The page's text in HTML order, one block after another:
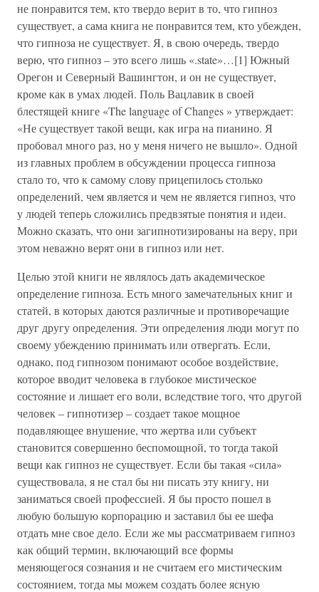
не понравится тем, кто твердо верит в то, что гипноз
существует, а сама книга не понравится тем, кто убежден,
что гипноза не существует. Я, в свою очередь, твердо
верю, что гипноз – это всего лишь «.state»…[1] Южный
Орегон и Северный Вашингтон, и он не существует,
кроме как в умах людей. Поль Вацлавик в своей
блестящей книге «The language of Changes » утверждает:
«Не существует такой вещи, как игра на пианино. Я
пробовал много раз, но у меня ничего не вышло». Одной
из главных проблем в обсуждении процесса гипноза
стало то, что к самому слову прицепилось столько
определений, чем является и чем не является гипноз, что
у людей теперь сложились предвзятые понятия и идеи.
Можно сказать, что они загипнотизированы на веру, при
этом неважно верят они в гипноз или нет.
Целью этой книги не являлось дать академическое
определение гипноза. Есть много замечательных книг и
статей, в которых даются различные и противоречащие
друг другу определения. Эти определения люди могут по
своему убеждению принимать или отвергать. Если,
однако, под гипнозом понимают особое воздействие,
которое вводит человека в глубокое мистическое
состояние и лишает его воли, вследствие того, что другой
человек – гипнотизер – создает такое мощное
подавляющее внушение, что жертва или субъект
становится совершенно беспомощной, то тогда такой
вещи как гипноз не существует. Если бы такая «сила»
существовала, я не стал бы ни писать эту книгу, ни
заниматься своей профессией. Я бы просто пошел в
любую большую корпорацию и заставил бы ее шефа
отдать мне свое дело. Если же мы рассматриваем гипноз
как общий термин, включающий все формы
меняющегося сознания и не считаем его мистическим
состоянием, тогда мы можем создать более ясную